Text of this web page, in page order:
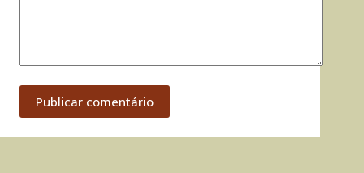
Publicar comentário